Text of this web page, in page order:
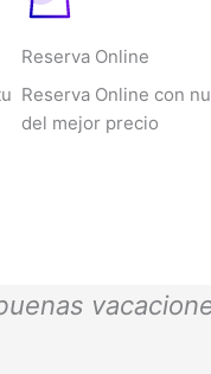
Reserva Online
Reserva Online con
del mejor precio